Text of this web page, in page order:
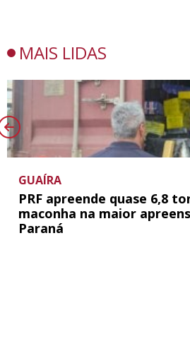
MAIS LIDAS
GUAÍRA
PRF apreende quase 6,8
maconha na maior
Paraná